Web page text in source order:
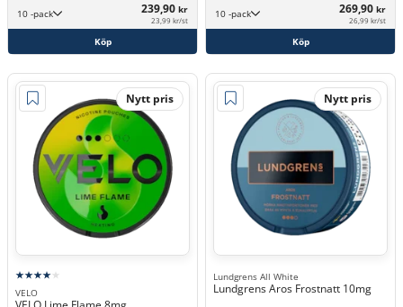
10 -pack 239,90 kr
23,99 kr/st
Köp
10 -pack 269,90 kr
26,99 kr/st
Köp
Nytt pris
VELO
Nytt pris
Lundgrens All White
Lundgrens Aros Frostnatt 10mg